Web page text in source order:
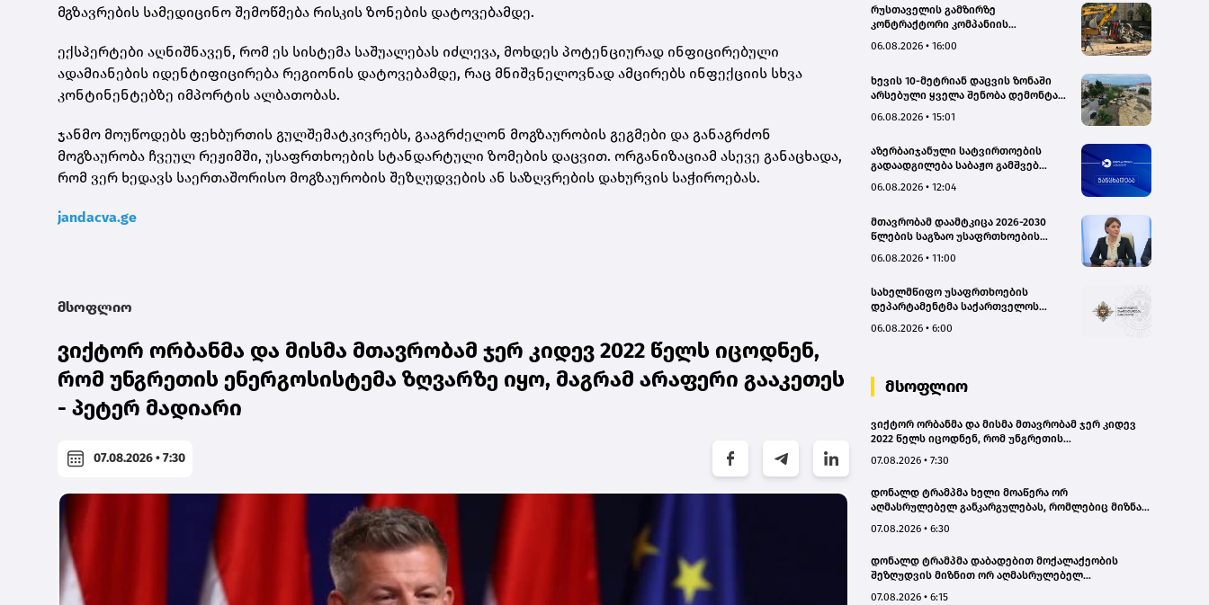
მგზავრების სამედიცინო შემოწმება რისკის ზონების დატოვებამდე.
ექსპერტები აღნიშნავენ, რომ ეს სისტემა საშუალებას იძლევა, მოხდეს პოტენციურად ინფიცირებული
ადამიანების იდენტიფიცირება რეგიონის დატოვებამდე, რაც მნიშვნელოვნად ამცირებს ინფექციის სხვა
კონტინენტებზე იმპორტის ალბათობას.
ჯანმო მოუწოდებს ფეხბურთის გულშემატკივრებს, გააგრძელონ მოგზაურობის გეგმები და განაგრძონ
მოგზაურობა ჩვეულ რეჟიმში, უსაფრთხოების სტანდარტული ზომების დაცვით. ორგანიზაციამ ასევე განაცხადა,
რომ ვერ ხედავს საერთაშორისო მოგზაურობის შეზღუდვების ან საზღვრების დახურვის საჭიროებას.
jandacva.ge
მსოფლიო
ვიქტორ ორბანმა და მისმა მთავრობამ ჯერ კიდევ 2022 წელს იცოდნენ,
რომ უნგრეთის ენერგოსისტემა ზღვარზე იყო, მაგრამ არაფერი გააკეთეს
- პეტერ მადიარი
07.08.2026 • 7:30
რუსთაველის გამზირზე
კონტრაქტორი კომპანიის
ახლოს იმოძრავა, რამაც ნიადაგის
გამოიწვია, გადაბრუნდა
ავტომანქანა - თვითმცლელში
იმყოფებოდა მცირეწლოვანი ბავშვი
06.08.2026 • 16:00
ხევის 10-მეტრიან დაცვის ზონაში
არსებული ყველა შენობა დემონტაჟს
06.08.2026 • 15:01
აზერბაიჯანული სატვირთოების
გადაადგილება საბაჟო გამშვებ
მიმდინარეობს- შემოსავლების
06.08.2026 • 12:04
მთავრობამ დაამტკიცა 2026-2030
წლების საგზაო უსაფრთხოების
სამოქმედო გეგმა – თამარ
06.08.2026 • 11:00
სახელმწიფო უსაფრთხოების
დეპარტამენტმა საქართველოს
საზიანოდ საბოტაჟის მუხლით
06.08.2026 • 6:00
მსოფლიო
ვიქტორ ორბანმა და მისმა მთავრობამ ჯერ კიდევ
2022 წელს იცოდნენ, რომ უნგრეთის
გააკეთეს - პეტერ მადიარი
07.08.2026 • 7:30
დონალდ ტრამპმა ხელი მოაწერა ორ
აღმასრულებელ განკარგულებას, რომლებიც მიზნად
შეზღუდვას
07.08.2026 • 6:30
დონალდ ტრამპმა დაბადებით მოქალაქეობის
შეზღუდვის მიზნით ორ აღმასრულებელ
07.08.2026 • 6:15